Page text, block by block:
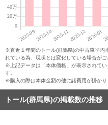
※直近１年間のトール(群馬県)の中古車平均
れている為、現状とは変化している場合がご
※上記データは「本体価格」が表示されて
す。
※購入の際は本体金額の他に諸費用が掛かり
トール(群馬県)の掲載数の推移